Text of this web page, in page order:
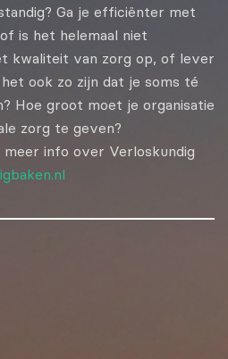
Ga je efficiënter met
is het helemaal niet
kwaliteit van zorg op, of lever
ook zo zijn dat je soms té
Hoe groot moet je organisatie
zorg te geven?
info over Verloskundig